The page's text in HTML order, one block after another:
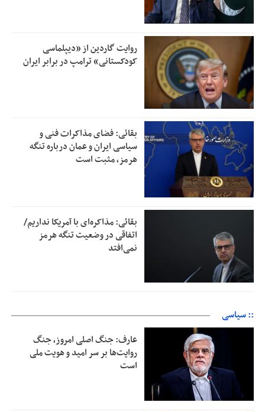
روایت گاردین از «دیپلماسی
کودکستانی» ترامپ در برابر ایران
بقائی: فضای مذاکرات فنی و
سیاسی ایران و عمان درباره تنگه
هرمز، مثبت است
بقائی: مذاکره‌ای با آمریکا نداریم/
اتفاقی در وضعیت تنگه هرمز
نمی‌افتد
:: سیاسی
عارف: جنگ اصلی امروز، جنگ
روایت‌ها بر سر امید و هویت ملی
است